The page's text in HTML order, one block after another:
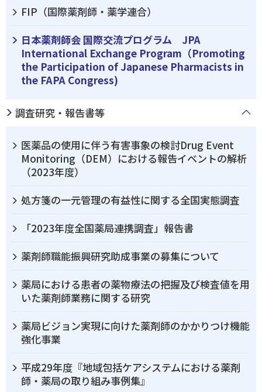
FIP（国際薬剤師・薬学連合）
日本薬剤師会 国際交流プログラム JPA
International Exchange Program（Promoting
the Participation of Japanese Pharmacists in
the FAPA Congress)
調査研究・報告書等
医薬品の使用に伴う有害事象の検討Drug Event
Monitoring（DEM）における報告イベントの解析
（2023年度）
処方箋の一元管理の有益性に関する全国実態調査
「2023年度全国薬局連携調査」報告書
薬剤師職能振興研究助成事業の募集について
薬局における患者の薬物療法の把握及び検査値を用
いた薬剤師業務に関する研究
薬局ビジョン実現に向けた薬剤師のかかりつけ機能
強化事業
平成29年度『地域包括ケアシステムにおける薬剤
師・薬局の取り組み事例集』